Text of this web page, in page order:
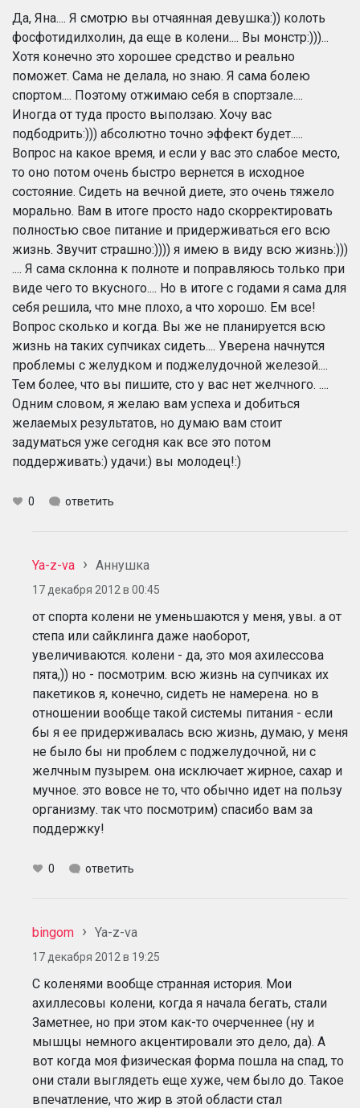
Да, Яна.... Я смотрю вы отчаянная девушка:)) колоть
фосфотидилхолин, да еще в колени.... Вы монстр:)))...
Хотя конечно это хорошее средство и реально
поможет. Сама не делала, но знаю. Я сама болею
спортом.... Поэтому отжимаю себя в спортзале....
Иногда от туда просто выползаю. Хочу вас
подбодрить:))) абсолютно точно эффект будет.....
Вопрос на какое время, и если у вас это слабое место,
то оно потом очень быстро вернется в исходное
состояние. Сидеть на вечной диете, это очень тяжело
морально. Вам в итоге просто надо скорректировать
полностью свое питание и придерживаться его всю
жизнь. Звучит страшно:)))) я имею в виду всю жизнь:)))
.... Я сама склонна к полноте и поправляюсь только при
виде чего то вкусного.... Но в итоге с годами я сама для
себя решила, что мне плохо, а что хорошо. Ем все!
Вопрос сколько и когда. Вы же не планируется всю
жизнь на таких супчиках сидеть.... Уверена начнутся
проблемы с желудком и поджелудочной железой....
Тем более, что вы пишите, сто у вас нет желчного. ....
Одним словом, я желаю вам успеха и добиться
желаемых результатов, но думаю вам стоит
задуматься уже сегодня как все это потом
поддерживать:) удачи:) вы молодец!:)
0 ответить
Ya-z-va Аннушка
17 декабря 2012 в 00:45
от спорта колени не уменьшаются у меня, увы. а от
степа или сайклинга даже наоборот,
увеличиваются. колени - да, это моя ахилессова
пята,)) но - посмотрим. всю жизнь на супчиках их
пакетиков я, конечно, сидеть не намерена. но в
отношении вообще такой системы питания - если
бы я ее придерживалась всю жизнь, думаю, у меня
не было бы ни проблем с поджелудочной, ни с
желчным пузырем. она исключает жирное, сахар и
мучное. это вовсе не то, что обычно идет на пользу
организму. так что посмотрим) спасибо вам за
поддержку!
0 ответить
bingom Ya-z-va
17 декабря 2012 в 19:25
С коленями вообще странная история. Мои
ахиллесовы колени, когда я начала бегать, стали
Заметнее, но при этом как-то очерченнее (ну и
мышцы немного акцентировали это дело, да). А
вот когда моя физическая форма пошла на спад, то
они стали выглядеть еще хуже, чем было до. Такое
впечатление, что жир в этой области стал